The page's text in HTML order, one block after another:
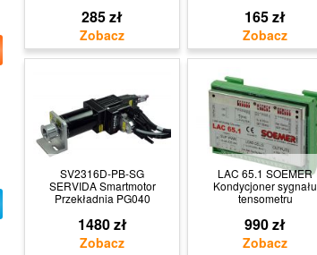
285 zł 165 zł
SV2316D-PB-SG
SERVIDA Smartmotor
Przekładnia PG040
1480 zł
LAC 65.1 SOEMER
Kondycjoner sygnału
tensometru
990 zł